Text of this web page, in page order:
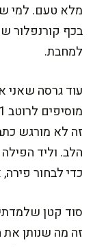
מלא טעם. למי
בכף קורנפלור
למחבת.
עוד גרסה
זה לא מורגש
הלב. וליד
כדי לבחור
סוד קטן
זה מה שנותן